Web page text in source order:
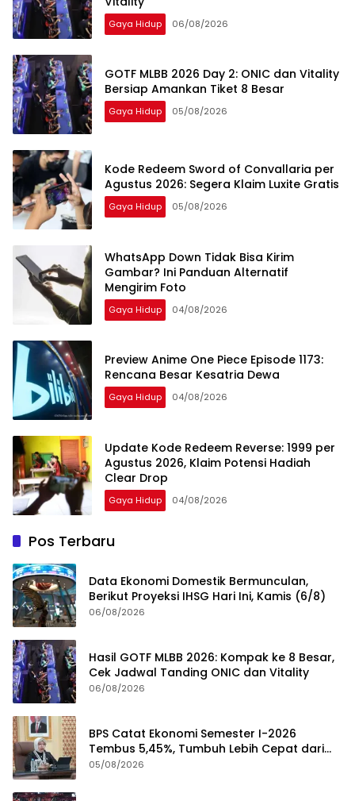
Gaya Hidup 06/08/2026
GOTF MLBB 2026 Day 2: ONIC dan Vitality
Bersiap Amankan Tiket 8 Besar
Gaya Hidup 05/08/2026
Kode Redeem Sword of Convallaria per
Agustus 2026: Segera Klaim Luxite Gratis
Gaya Hidup 05/08/2026
WhatsApp Down Tidak Bisa Kirim
Gambar? Ini Panduan Alternatif
Mengirim Foto
Gaya Hidup 04/08/2026
Preview Anime One Piece Episode 1173:
Rencana Besar Kesatria Dewa
Gaya Hidup 04/08/2026
Update Kode Redeem Reverse: 1999 per
Agustus 2026, Klaim Potensi Hadiah
Clear Drop
Gaya Hidup 04/08/2026
Pos Terbaru
Data Ekonomi Domestik Bermunculan,
Berikut Proyeksi IHSG Hari Ini, Kamis (6/8)
06/08/2026
Hasil GOTF MLBB 2026: Kompak ke 8 Besar,
Cek Jadwal Tanding ONIC dan Vitality
06/08/2026
BPS Catat Ekonomi Semester I-2026
Tembus 5,45%, Tumbuh Lebih Cepat dari
Tahun 2025
05/08/2026